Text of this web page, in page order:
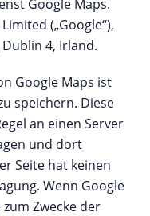
Google Maps.
(„Google“),
4, Irland.
Google Maps ist
speichern. Diese
an einen Server
und dort
Seite hat keinen
Wenn Google
Zwecke der